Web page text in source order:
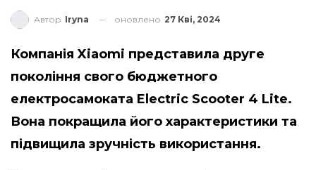
Автор Iryna оновлено 27 Кві, 2024
Компанія Xiaomi представила друге
покоління свого бюджетного
електросамоката Electric Scooter 4 Lite.
Вона покращила його характеристики та
підвищила зручність використання.